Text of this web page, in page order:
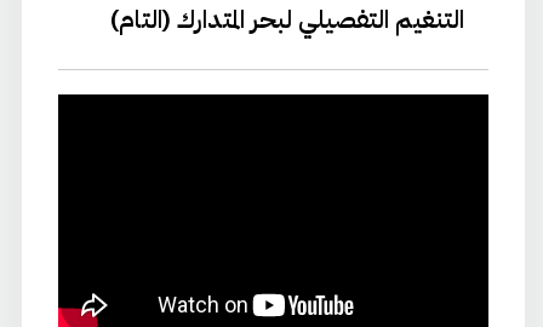
التنغيم التفصيلي لبحر المتدارك (التام)